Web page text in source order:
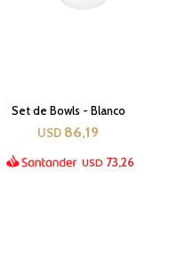
Set de Bowls - Blanco
USD 86,19
USD 73,26